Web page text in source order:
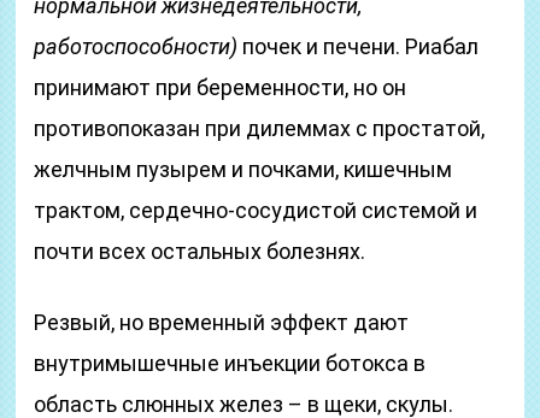
нормальной жизнедеятельности,
работоспособности) почек и печени. Риабал
принимают при беременности, но он
противопоказан при дилеммах с простатой,
желчным пузырем и почками, кишечным
трактом, сердечно-сосудистой системой и
почти всех остальных болезнях.
Резвый, но временный эффект дают
внутримышечные инъекции ботокса в
область слюнных желез – в щеки, скулы.